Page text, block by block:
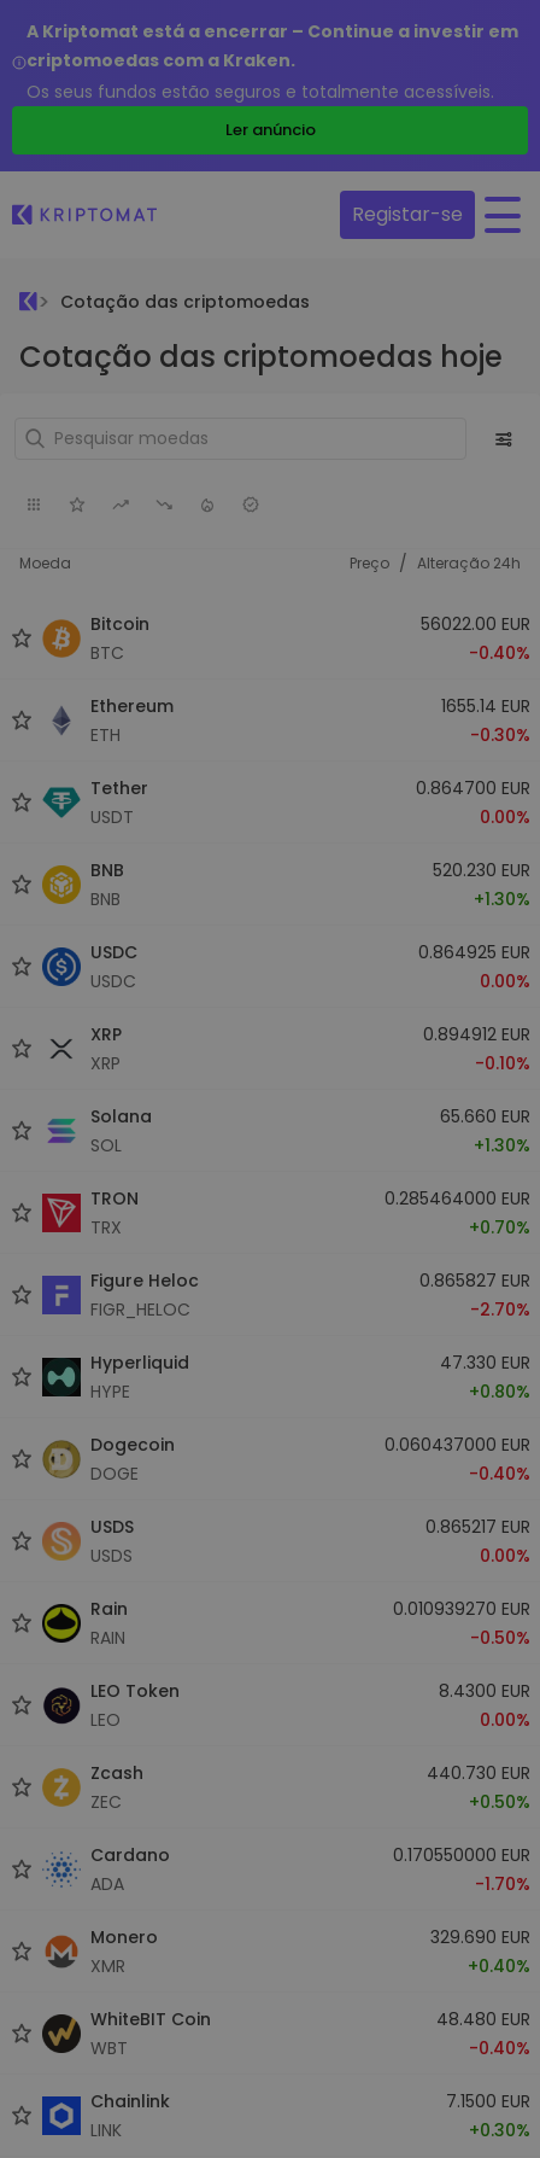
A Kriptomat está a encerrar – Continue a investir em
criptomoedas com a Kraken.
Os seus fundos estão seguros e totalmente acessíveis.
Ler anúncio
Registar-se
Cotação das criptomoedas
Cotação das criptomoedas hoje
Moeda Preço / Alteração 24h
Bitcoin
BTC
56022.00 EUR
-0.40%
Ethereum
ETH
1655.14 EUR
-0.30%
Tether
USDT
0.864700 EUR
0.00%
BNB
BNB
520.230 EUR
+1.30%
USDC
USDC
0.864925 EUR
0.00%
XRP
XRP
0.894912 EUR
-0.10%
Solana
SOL
65.660 EUR
+1.30%
TRON
TRX
0.285464000 EUR
+0.70%
Figure Heloc
FIGR_HELOC
0.865827 EUR
-2.70%
Hyperliquid
HYPE
47.330 EUR
+0.80%
Dogecoin
DOGE
0.060437000 EUR
-0.40%
USDS
USDS
0.865217 EUR
0.00%
Rain
RAIN
0.010939270 EUR
-0.50%
LEO Token
LEO
8.4300 EUR
0.00%
Zcash
ZEC
440.730 EUR
+0.50%
Cardano
ADA
0.170550000 EUR
-1.70%
Monero
XMR
329.690 EUR
+0.40%
WhiteBIT Coin
WBT
48.480 EUR
-0.40%
Chainlink
LINK
7.1500 EUR
+0.30%